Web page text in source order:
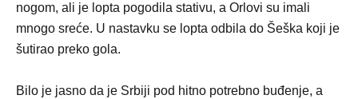
nogom, ali je lopta pogodila stativu, a Orlovi su imali
mnogo sreće. U nastavku se lopta odbila do Šeška koji je
šutirao preko gola.
Bilo je jasno da je Srbiji pod hitno potrebno buđenje, a